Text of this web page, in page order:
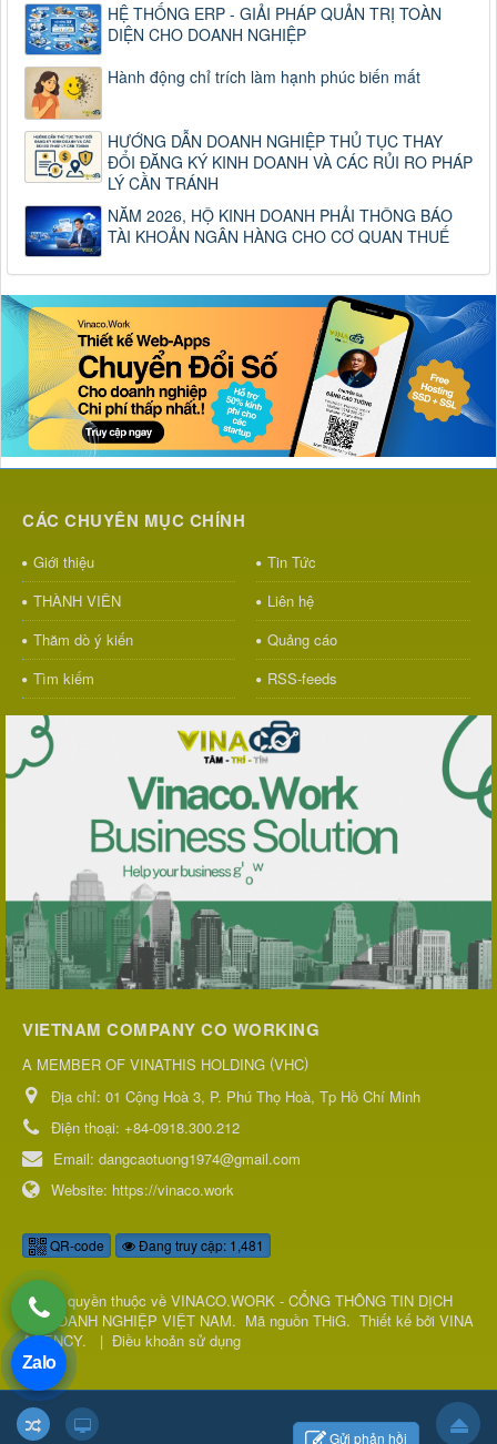
HỆ THỐNG ERP - GIẢI PHÁP QUẢN TRỊ TOÀN
DIỆN CHO DOANH NGHIỆP
Hành động chỉ trích làm hạnh phúc biến mất
HƯỚNG DẪN DOANH NGHIỆP THỦ TỤC THAY
ĐỔI ĐĂNG KÝ KINH DOANH VÀ CÁC RỦI RO PHÁP
LÝ CẦN TRÁNH
NĂM 2026, HỘ KINH DOANH PHẢI THÔNG BÁO
TÀI KHOẢN NGÂN HÀNG CHO CƠ QUAN THUẾ
CÁC CHUYÊN MỤC CHÍNH
Giới thiệu
Tin Tức
THÀNH VIÊN
Liên hệ
Thăm dò ý kiến
Quảng cáo
Tìm kiếm
RSS-feeds
VIETNAM COMPANY CO WORKING
A MEMBER OF VINATHIS HOLDING (VHC)
Địa chỉ: 01 Cộng Hoà 3, P. Phú Thọ Hoà, Tp Hồ Chí Minh
Điện thoại: +84-0918.300.212
Email: dangcaotuong1974@gmail.com
Website: https://vinaco.work
QR-code Đang truy cập: 1,481
© Bản quyền thuộc về VINACO.WORK - CỔNG THÔNG TIN DỊCH
VỤ DOANH NGHIỆP VIỆT NAM. Mã nguồn THiG. Thiết kế bởi VINA
AGENCY. | Điều khoản sử dụng
Gửi phản hồi
Zalo